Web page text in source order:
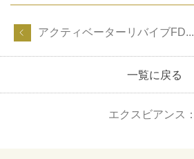
アクティベーターリバイブFD...
一覧に戻る
エクスビアンス